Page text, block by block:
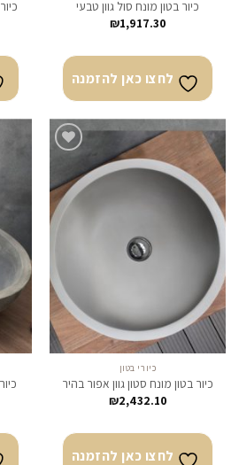
כיור בטון מונח סול גוון טבעי
₪1,917.30
לחצו כאן להזמנה
לחצו
כאן
כיורי בטון
כיור בטון מונח סטון גוון אפור בהיר
₪2,432.10
לחצו כאן להזמנה
כיור